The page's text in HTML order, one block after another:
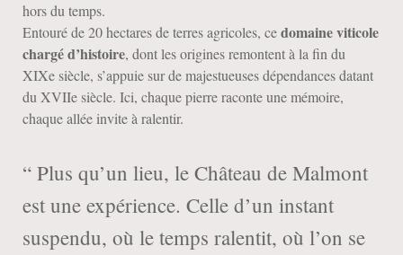
hors du temps.
Entouré de 20 hectares de terres agricoles, cedomaine viticole
chargé d’histoire, dont les origines remontent à la fin du
XIXe siècle, s’appuie sur de majestueuses dépendances datant
du XVIIe siècle. Ici, chaque pierre raconte une mémoire,
chaque allée invite à ralentir.
“ Plus qu’un lieu, le Château de Malmont
est une expérience. Celle d’un instant
suspendu, où le temps ralentit, où l’on se